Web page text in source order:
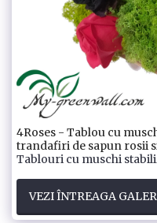
4Roses - Tablou cu
trandafiri de sapun rosii
Tablouri cu muschi
VEZI ÎNTREAGA